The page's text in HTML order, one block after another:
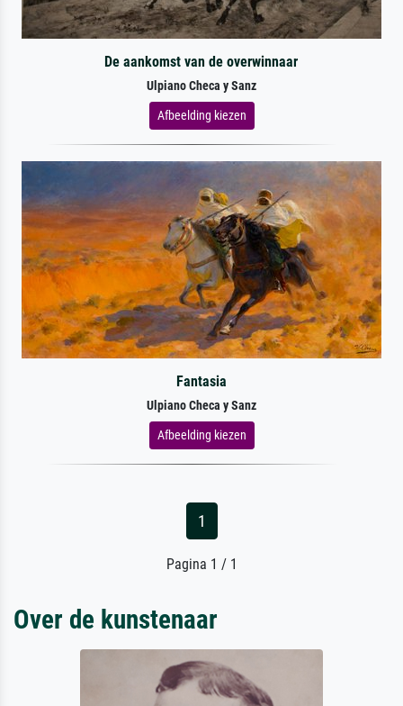
De aankomst van de overwinnaar
Ulpiano Checa y Sanz
Afbeelding kiezen
Fantasia
Ulpiano Checa y Sanz
Afbeelding kiezen
1
Pagina 1 / 1
Over de kunstenaar